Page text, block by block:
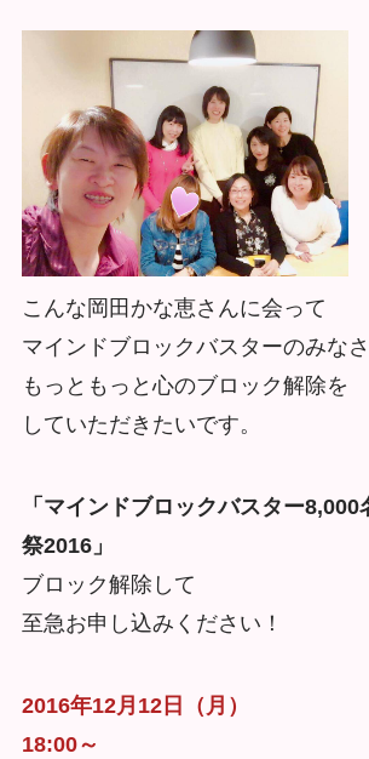
こんな岡田かな恵さんに会って
マインドブロックバスターのみな
もっともっと心のブロック解除を
していただきたいです。
「マインドブロックバスター
祭2016」
ブロック解除して
至急お申し込みください！
2016年12月12日（月）
18:00～